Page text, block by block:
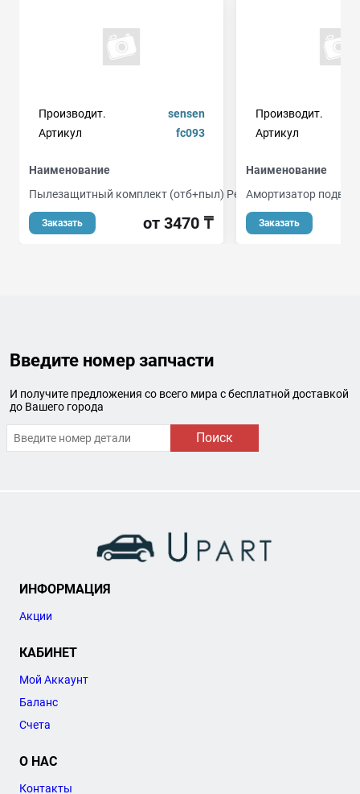
Производит.
sensen
Артикул
fc093
Наименование
Пылезащитный комплект (отб+пыл) Peugeot 406 1995-
Заказать от 3470 ₸
Производит.
Артикул
Наименование
Амортизатор
Заказать
Введите номер запчасти
И получите предложения со всего мира с бесплатной доставкой
до Вашего города
Поиск
ИНФОРМАЦИЯ
Акции
КАБИНЕТ
Мой Аккаунт
Баланс
Счета
О НАС
Контакты